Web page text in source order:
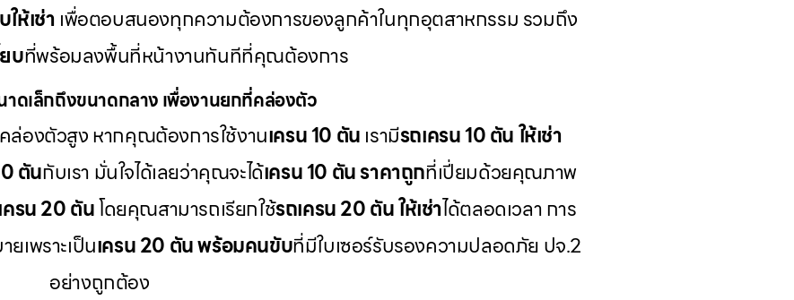
ให้เช่า เพื่อตอบสนองทุกความต้องการของลูกค้าในทุกอุตสาหกรรม รวมถึง
บที่พร้อมลงพื้นที่หน้างานทันทีที่คุณต้องการ
าดเล็กถึงขนาดกลาง เพื่องานยกที่คล่องตัว
องตัวสูง หากคุณต้องการใช้งานเครน 10 ตัน เรามีรถเครน 10 ตัน ให้เช่า
ตันกับเรา มั่นใจได้เลยว่าคุณจะได้เครน 10 ตัน ราคาถูกที่เปี่ยมด้วยคุณภาพ
ครน 20 ตันโดยคุณสามารถเรียกใช้รถเครน 20 ตัน ให้เช่าได้ตลอดเวลา การ
เพราะเป็นเครน 20 ตัน พร้อมคนขับที่มีใบเซอร์รับรองความปลอดภัย ปจ.2
อย่างถูกต้อง